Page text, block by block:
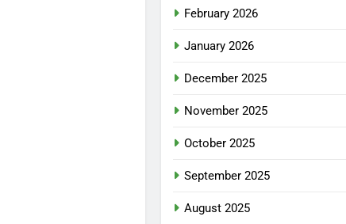
February 2026
January 2026
December 2025
November 2025
October 2025
September 2025
August 2025